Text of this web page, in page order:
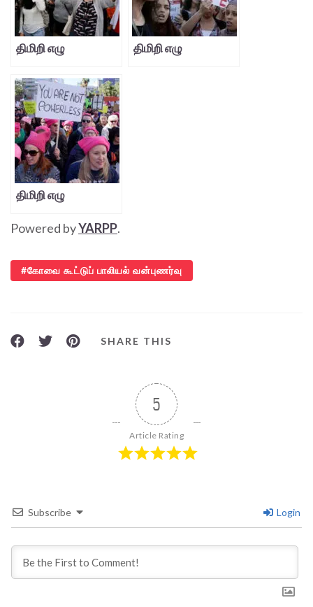
திமிறி எழு திமிறி எழு
திமிறி எழு
Powered byYARPP.
கோவை கூட்டுப் பாலியல் வன்புணர்வு
SHARE THIS
5
Article Rating
Subscribe Login